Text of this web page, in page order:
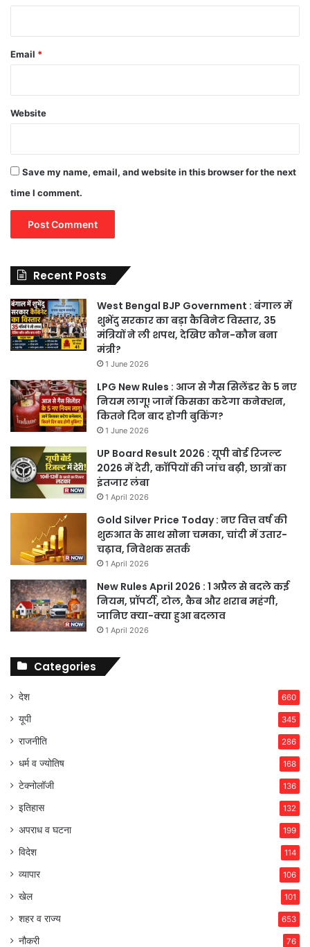
Email *
Website
Save my name, email, and website in this browser for the next
time I comment.
Recent Posts
West Bengal BJP Government : बंगाल में
शुभेंदु सरकार का बड़ा कैबिनेट विस्तार, 35
मंत्रियों ने ली शपथ, देखिए कौन-कौन बना
मंत्री?
1 June 2026
LPG New Rules : आज से गैस सिलेंडर के 5 नए
नियम लागू! जानें किसका कटेगा कनेक्शन,
कितने दिन बाद होगी बुकिंग?
1 June 2026
UP Board Result 2026 : यूपी बोर्ड रिजल्ट
2026 में देरी, कॉपियों की जांच बढ़ी, छात्रों का
इंतजार लंबा
1 April 2026
Gold Silver Price Today : नए वित्त वर्ष की
शुरुआत के साथ सोना चमका, चांदी में उतार-
चढ़ाव, निवेशक सतर्क
1 April 2026
New Rules April 2026 : 1 अप्रैल से बदले कई
नियम, प्रॉपर्टी, टोल, कैब और शराब महंगी,
जानिए क्या-क्या हुआ बदलाव
1 April 2026
Categories
देश 660
यूपी 345
राजनीति 286
धर्म व ज्योतिष 168
टेक्नोलॉजी 136
इतिहास 132
अपराध व घटना 199
विदेश 114
व्यापार 106
खेल 101
शहर व राज्य 653
नौकरी 76